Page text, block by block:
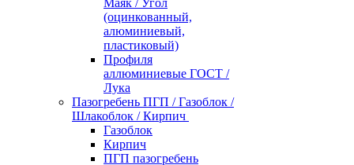
Маяк / Угол
(оцинкованный,
алюминиевый,
пластиковый)
Профиля
аллюминиевые ГОСТ /
Лука
Пазогребень ПГП / Газоблок /
Шлакоблок / Кирпич
Газоблок
Кирпич
ПГП пазогребень